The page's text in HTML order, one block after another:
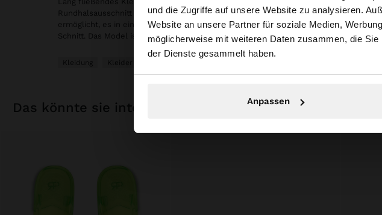
und die Zugriffe auf unsere Website zu analysieren.
Website an unsere Partner für soziale Medien,
möglicherweise mit weiteren Daten zusammen, die
der Dienste gesammelt haben.
Anpassen
Sie greifen von Deutschland auf die
durchsuchen?
Nein, bleiben Sie bei
Rundhalsausschnitt mit seitlichem Banddetail zum Binden, das es
ermöglicht, es in einen V-Ausschnitt zu verwandeln. Ärmellos. A-Linien-
Schnitt. Das Model ist 1,76 m groß und trägt Größe XS-S.
Kleidung Kleider
das könnte sie interessieren